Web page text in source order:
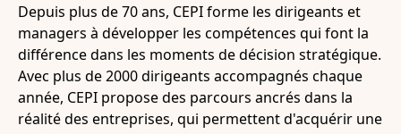
Depuis plus de 70 ans, CEPI forme les dirigeants et
managers à développer les compétences qui font la
différence dans les moments de décision stratégique.
Avec plus de 2000 dirigeants accompagnés chaque
année, CEPI propose des parcours ancrés dans la
réalité des entreprises, qui permettent d'acquérir une